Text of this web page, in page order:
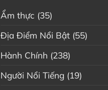
Ẩm thực (35)
Địa Điểm Nổi Bật (55)
Hành Chính (238)
Người Nổi Tiếng (19)